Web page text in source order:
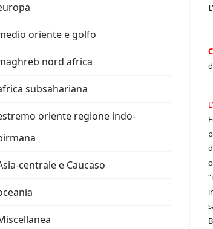
oriente e golfo
nord africa
subsahariana
oriente regione indo-
centrale e Caucaso